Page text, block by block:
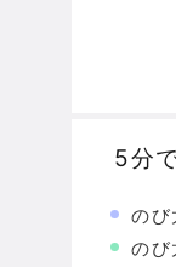
5分
の
のび